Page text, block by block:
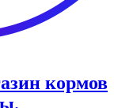
кормов